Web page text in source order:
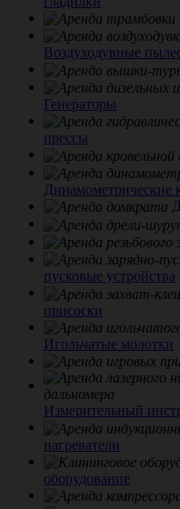
Воздуходувные
Генераторы
прессы
Динамометрические
пусковые устройства
присоски
Игольчатые молотки
Измерительный
нагреватели
оборудование